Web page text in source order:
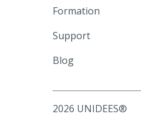
Formation
Support
Blog
2026 UNIDEES®